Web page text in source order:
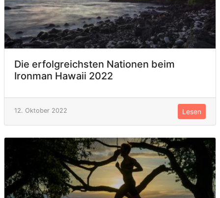
Die erfolgreichsten Nationen beim
Ironman Hawaii 2022
12. Oktober 2022 Lesen